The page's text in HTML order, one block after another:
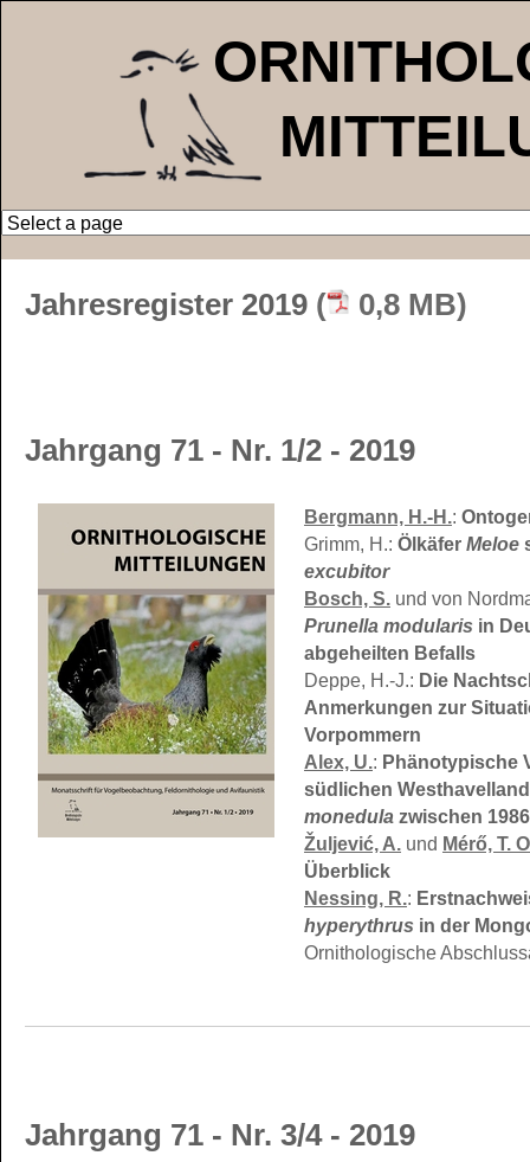
Jahresregister 2019 ( 0,8 MB)
Jahrgang 71 - Nr. 1/2 - 2019
Bergmann, H.-H.:
Grimm, H.: Ölkäfer Meloe
excubitor
Bosch, S. und von
Prunella modularis in
abgeheilten Befalls
Deppe, H.-J.: Die
Anmerkungen zur
Vorpommern
Alex, U.: Phänotypische
südlichen
monedula zwischen
Žuljević, A. und Mérő, T.
Überblick
Nessing, R.:
hyperythrus in der
Ornithologische
Jahrgang 71 - Nr. 3/4 - 2019